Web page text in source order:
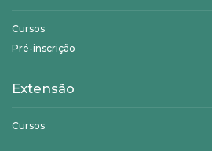
Cursos
Pré-inscrição
Extensão
Cursos